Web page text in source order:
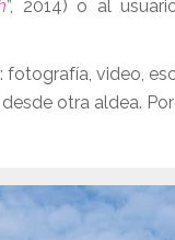
”, 2014) o al
video,
otra aldea.